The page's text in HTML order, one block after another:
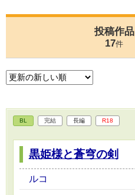
投稿作品
17件
BL 完結 長編 R18
黒姫様と蒼穹の剣
ルコ